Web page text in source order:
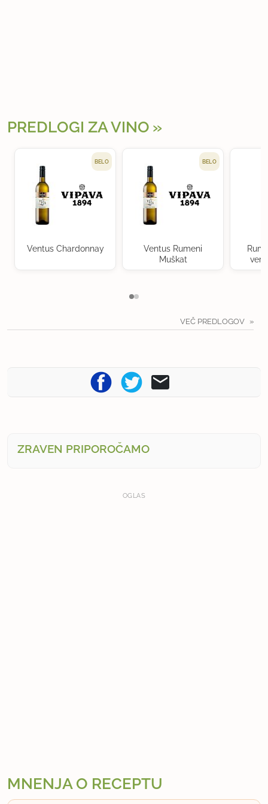
PREDLOGI ZA VINO
BELO
Ventus Chardonnay
BELO
Ventus Rumeni
Muškat
VEČ PREDLOGOV
ZRAVEN PRIPOROČAMO
OGLAS
MNENJA O RECEPTU